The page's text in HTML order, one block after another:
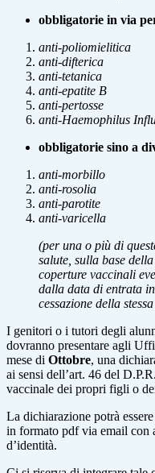
obbligatorie in via
anti-poliomielitica
anti-difterica
anti-tetanica
anti-epatite B
anti-pertosse
anti-Haemophilus
obbligatorie sino a
anti-morbillo
anti-rosolia
anti-parotite
anti-varicella
(per una o più di
salute, sulla base
coperture vaccinali
dalla data di entrata
cessazione della
I genitori o i tutori degli
dovranno presentare agli
mese di Ottobre, una
ai sensi dell’art. 46 del
vaccinale dei propri figli o
La dichiarazione potrà
in formato pdf via email con
d’identità.